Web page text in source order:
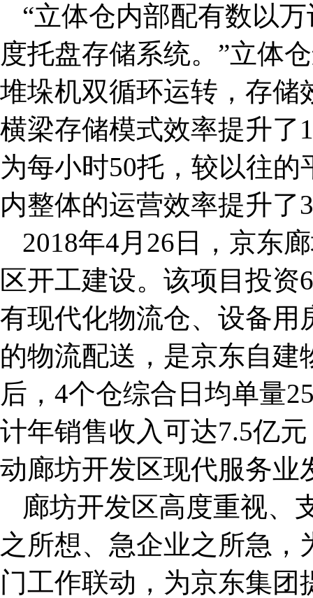
“立体仓内部配有数以
度托盘存储系统。”立体
堆垛机双循环运转，存储
横梁存储模式效率提升了
为每小时50托，较以往
内整体的运营效率提升了
2018年4月26日，京东
区开工建设。该项目投资
有现代化物流仓、设备用
的物流配送，是京东自
后，4个仓综合日均单量
计年销售收入可达7.5亿
动廊坊开发区现代服务业
廊坊开发区高度重视、
之所想、急企业之所急
门工作联动，为京东集